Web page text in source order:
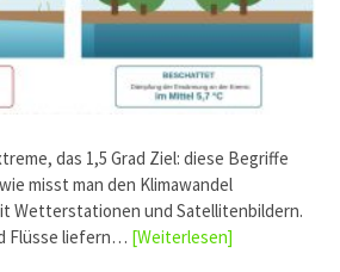
das 1,5 Grad Ziel: diese Begriffe
misst man den Klimawandel
Wetterstationen und Satellitenbildern.
Flüsse liefern… [Weiterlesen]